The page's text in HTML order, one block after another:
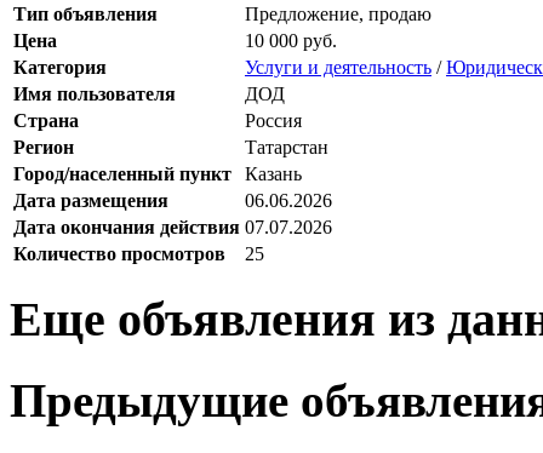
Тип объявления
Предложение, продаю
Цена
10 000 руб.
Категория
Услуги и деятельность /
Имя пользователя
ДОД
Страна
Россия
Регион
Татарстан
Город/населенный пункт
Казань
Дата размещения
06.06.2026
Дата окончания действия 07.07.2026
Количество просмотров
25
Еще объявления из
Предыдущие